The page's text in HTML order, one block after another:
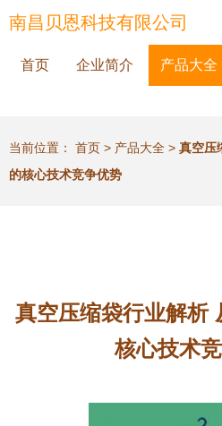
南昌贝恩科技有限公司
首页 企业简介 产品大全
当前位置： 首页 > 产品大全 > 真空压
的核心技术竞争优势
真空压缩袋行业解析
核心技术